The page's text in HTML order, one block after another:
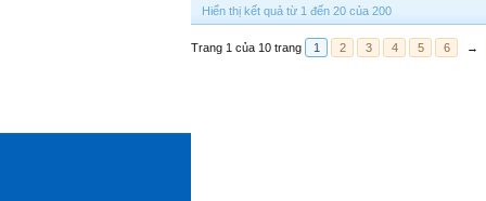
Hiển thị kết quả từ 1 đến 20 của 200
Trang 1 của 10 trang 1 2 3 4 5 6 →